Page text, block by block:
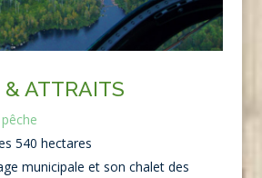
ATTRAITS
540 hectares
municipale et son chalet des